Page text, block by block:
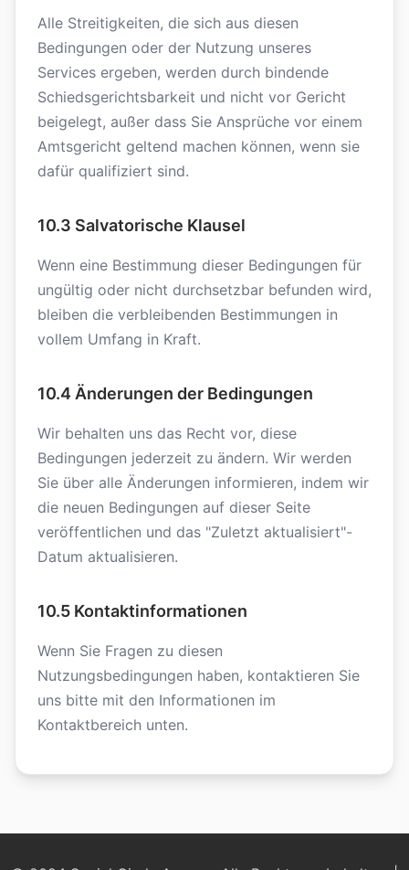
Alle Streitigkeiten, die sich aus diesen
Bedingungen oder der Nutzung unseres
Services ergeben, werden durch bindende
Schiedsgerichtsbarkeit und nicht vor Gericht
beigelegt, außer dass Sie Ansprüche vor einem
Amtsgericht geltend machen können, wenn sie
dafür qualifiziert sind.
10.3 Salvatorische Klausel
Wenn eine Bestimmung dieser Bedingungen für
ungültig oder nicht durchsetzbar befunden wird,
bleiben die verbleibenden Bestimmungen in
vollem Umfang in Kraft.
10.4 Änderungen der Bedingungen
Wir behalten uns das Recht vor, diese
Bedingungen jederzeit zu ändern. Wir werden
Sie über alle Änderungen informieren, indem wir
die neuen Bedingungen auf dieser Seite
veröffentlichen und das "Zuletzt aktualisiert"-
Datum aktualisieren.
10.5 Kontaktinformationen
Wenn Sie Fragen zu diesen
Nutzungsbedingungen haben, kontaktieren Sie
uns bitte mit den Informationen im
Kontaktbereich unten.